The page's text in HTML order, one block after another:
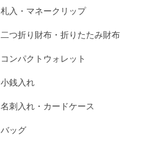
札入・マネークリップ
二つ折り財布・折りたたみ財布
コンパクトウォレット
小銭入れ
名刺入れ・カードケース
バッグ